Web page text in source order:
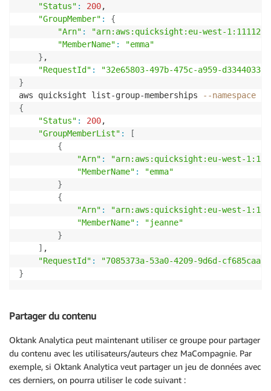
"Status" : 200,
"GroupMember" :
{
"Arn" :
"arn:aws:quicksight:eu-west-
"MemberName" :
"emma"
} ,
"RequestId" :
"32e65803-497b-475c-a959-
}
aws quicksight list-group-memberships
--namespace
{
"Status" : 200,
"GroupMemberList" :
[
{
"Arn" :
"arn:aws:quicksight:eu-west-
"MemberName" :
"emma"
}
{
"Arn" :
"arn:aws:quicksight:eu-west-
"MemberName" :
"jeanne"
}
] ,
"RequestId" :
"7085373a-53a0-4209-9d6d-
}
Partager du contenu
Oktank Analytica peut maintenant utiliser ce groupe pour partager
du contenu avec les utilisateurs/auteurs chez MaCompagnie. Par
exemple, si Oktank Analytica veut partager un jeu de données avec
ces derniers, on pourra utiliser le code suivant :